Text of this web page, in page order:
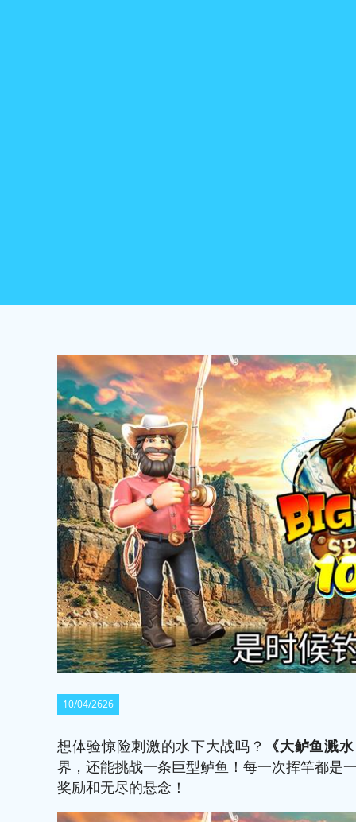
10/04/2626
想体验惊险刺激的水下大战吗？ 《大鲈鱼溅
界，还能挑战一条巨型鲈鱼！每一次挥竿都是
奖励和无尽的悬念！